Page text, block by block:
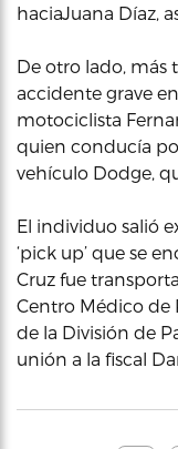
haciaJuana Díaz,
De otro lado,
accidente grave
motociclista
quien conducía
vehículo Dodge,
El individuo salió
‘pick up’ que se
Cruz fue
Centro Médico de
de la División de
unión a la fiscal